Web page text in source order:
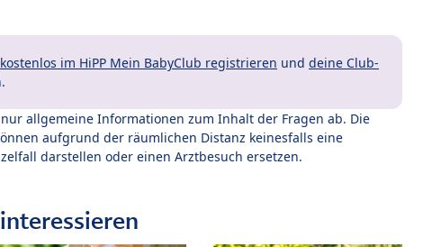
kostenlos im HiPP Mein BabyClub registrieren und deine Club-
allgemeine Informationen zum Inhalt der Fragen ab. Die
aufgrund der räumlichen Distanz keinesfalls eine
darstellen oder einen Arztbesuch ersetzen.